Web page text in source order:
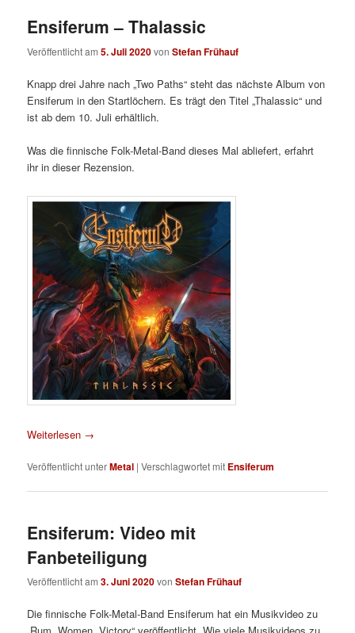
Ensiferum – Thalassic
Veröffentlicht am5. Juli 2020vonStefan Frühauf
Knapp drei Jahre nach „Two Paths“ steht das nächste Album von
Ensiferum in den Startlöchern. Es trägt den Titel „Thalassic“ und
ist ab dem 10. Juli erhältlich.
Was die finnische Folk-Metal-Band dieses Mal abliefert, erfahrt
ihr in dieser Rezension.
Weiterlesen →
Veröffentlicht unterMetal |Verschlagwortet mit Ensiferum
Ensiferum: Video mit
Fanbeteiligung
Veröffentlicht am3. Juni 2020vonStefan Frühauf
Die finnische Folk-Metal-Band Ensiferum hat ein Musikvideo zu